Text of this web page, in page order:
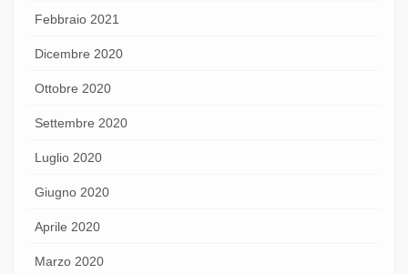
Febbraio 2021
Dicembre 2020
Ottobre 2020
Settembre 2020
Luglio 2020
Giugno 2020
Aprile 2020
Marzo 2020